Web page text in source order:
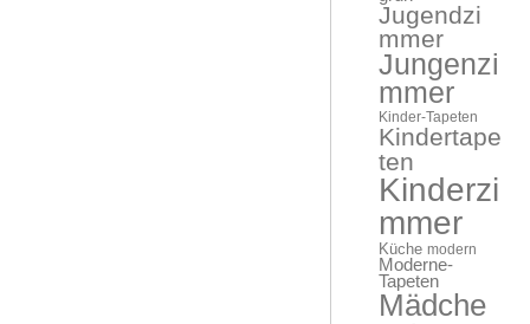
Jugendzi
mmer
Jungenzi
mmer
Kinder-Tapeten
Kindertape
ten
Kinderzi
mmer
Küche modern
Moderne-
Tapeten
Mädche